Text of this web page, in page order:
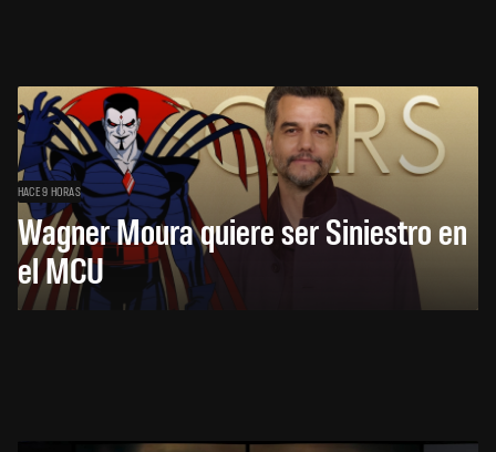
HACE 9 HORAS
Wagner Moura quiere ser Siniestro en
el MCU